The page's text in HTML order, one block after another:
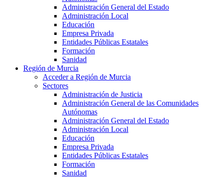
Administración General del Estado
Administración Local
Educación
Empresa Privada
Entidades Públicas Estatales
Formación
Sanidad
Región de Murcia
Acceder a Región de Murcia
Sectores
Administración de Justicia
Administración General de las Comunidades
Autónomas
Administración General del Estado
Administración Local
Educación
Empresa Privada
Entidades Públicas Estatales
Formación
Sanidad